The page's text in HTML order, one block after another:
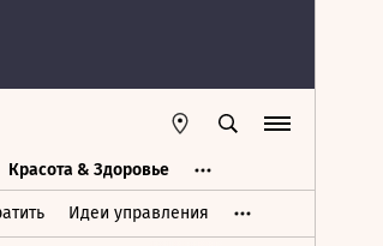
Красота & Здоровье
Идеи управления
Дом & Интерьер